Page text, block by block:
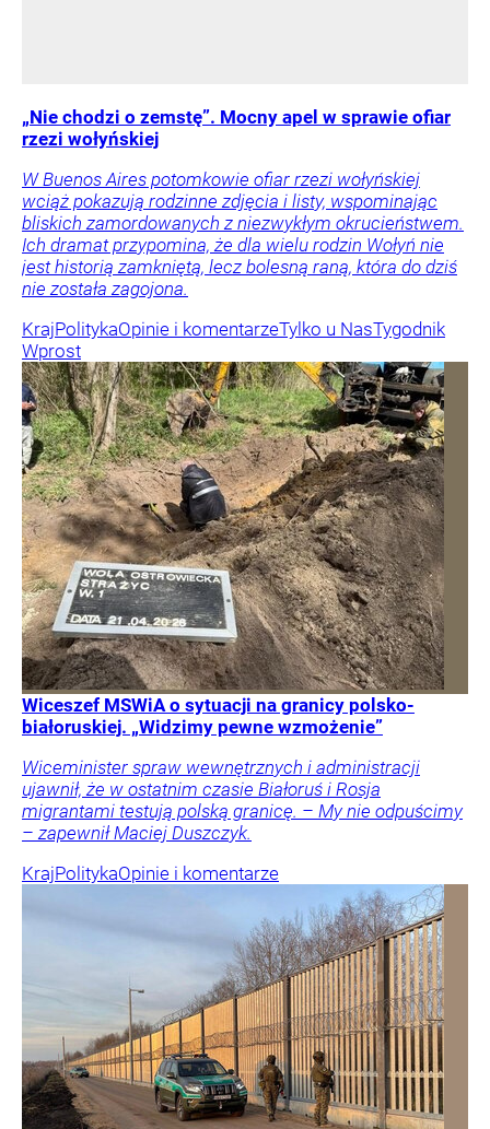
„Nie chodzi o zemstę”. Mocny apel w sprawie ofiar
rzezi wołyńskiej
W Buenos Aires potomkowie ofiar rzezi wołyńskiej
wciąż pokazują rodzinne zdjęcia i listy, wspominając
bliskich zamordowanych z niezwykłym okrucieństwem.
Ich dramat przypomina, że dla wielu rodzin Wołyń nie
jest historią zamkniętą, lecz bolesną raną, która do dziś
nie została zagojona.
KrajPolitykaOpinie i komentarzeTylko u NasTygodnik
Wprost
Wiceszef MSWiA o sytuacji na granicy polsko-
białoruskiej. „Widzimy pewne wzmożenie”
Wiceminister spraw wewnętrznych i administracji
ujawnił, że w ostatnim czasie Białoruś i Rosja
migrantami testują polską granicę. – My nie odpuścimy
– zapewnił Maciej Duszczyk.
KrajPolitykaOpinie i komentarze